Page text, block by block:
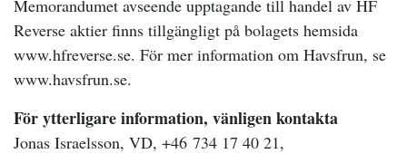
Memorandumet avseende upptagande till handel av HF
Reverse aktier finns tillgängligt på bolagets hemsida
www.hfreverse.se. För mer information om Havsfrun, se
www.havsfrun.se.
För ytterligare information, vänligen kontakta
Jonas Israelsson, VD, +46 734 17 40 21,